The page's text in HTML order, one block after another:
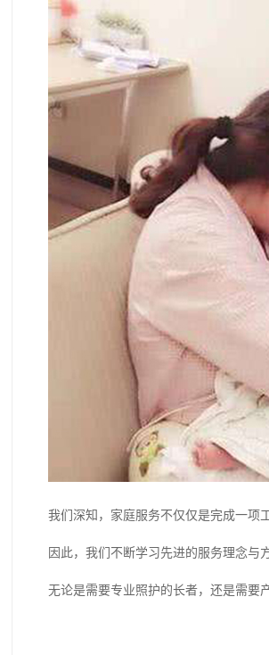
我们深知，家庭服务不仅仅是完成一项
因此，我们不断学习先进的服务理念与
无论是需要专业照护的长者，还是需要